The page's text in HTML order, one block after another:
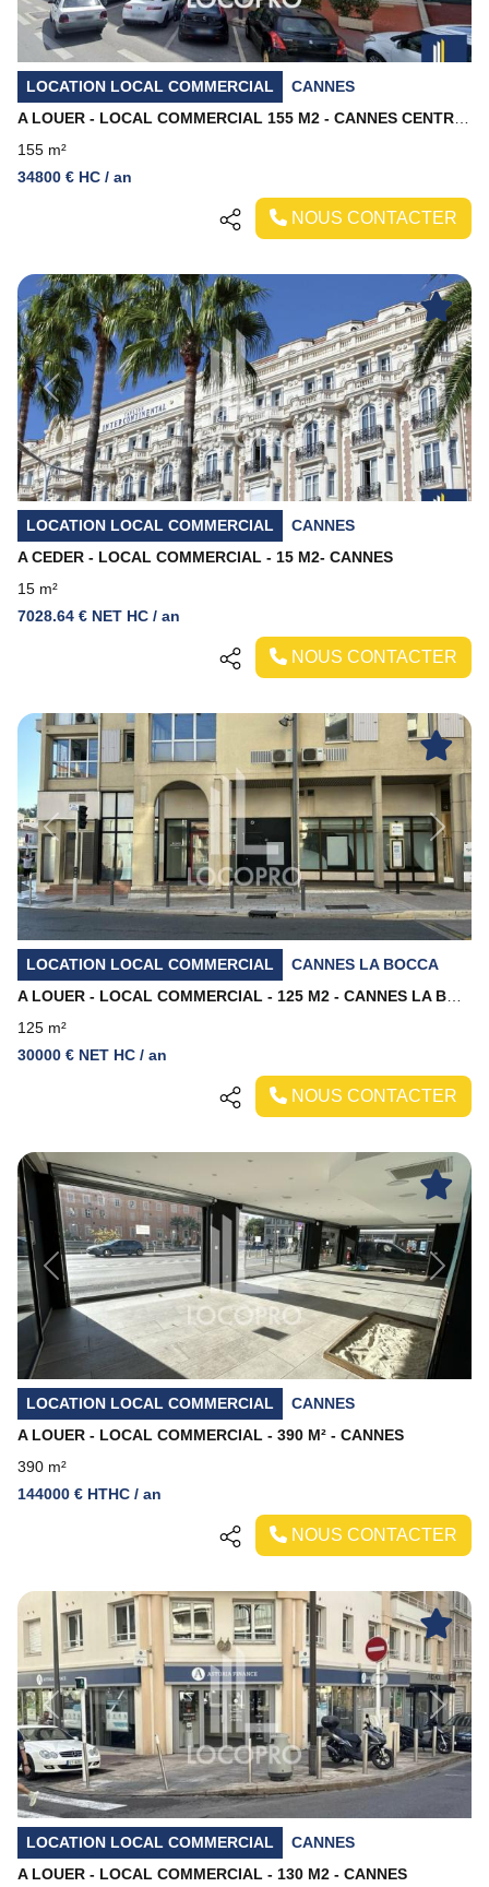
LOCATION LOCAL COMMERCIAL
CANNES
155 m²
34800 € HC / an
NOUS CONTACTER
Previous Next
LOCATION LOCAL COMMERCIAL
CANNES
A CEDER - LOCAL COMMERCIAL - 15 M2- CANNES
15 m²
7028.64 € NET HC / an
NOUS CONTACTER
Previous Next
LOCATION LOCAL COMMERCIAL
CANNES LA BOCCA
125 m²
30000 € NET HC / an
NOUS CONTACTER
Previous Next
LOCATION LOCAL COMMERCIAL
CANNES
A LOUER - LOCAL COMMERCIAL - 390 M² - CANNES
390 m²
144000 € HTHC / an
NOUS CONTACTER
Previous Next
LOCATION LOCAL COMMERCIAL
CANNES
A LOUER - LOCAL COMMERCIAL - 130 M2 - CANNES